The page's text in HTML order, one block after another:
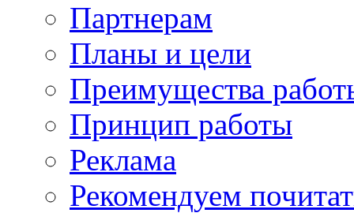
Партнерам
Планы и цели
Преимущества
Принцип работы
Реклама
Рекомендуем